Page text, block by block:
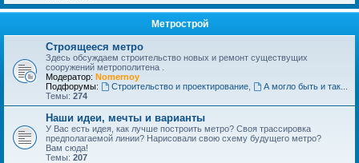
Метрострой
Строящееся метро
Здесь обсуждаем строительство новых и ремонт существущих
сооружений метрополитена .
Модератор: Nomernoy
Подфорумы:
Строительство и проектирование,
А могло быть и так...
Темы: 274
Наши идеи, мечты и варианты
У Вас есть идея, как лучше построить метро? Своя трассировка
предполагаемой линии? Нарисовали свою схему будущего метро?
Вам сюда!
Темы: 207